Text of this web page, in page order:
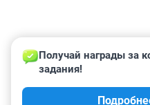
Получай награды за
задания!